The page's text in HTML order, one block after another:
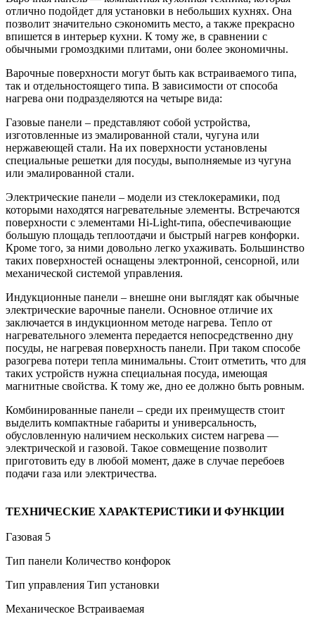
отлично подойдет для установки в небольших кухнях. Она
позволит значительно сэкономить место, а также прекрасно
впишется в интерьер кухни. К тому же, в сравнении с
обычными громоздкими плитами, они более экономичны.
Варочные поверхности могут быть как встраиваемого типа,
так и отдельностоящего типа. В зависимости от способа
нагрева они подразделяются на четыре вида:
Газовые панели – представляют собой устройства,
изготовленные из эмалированной стали, чугуна или
нержавеющей стали. На их поверхности установлены
специальные решетки для посуды, выполняемые из чугуна
или эмалированной стали.
Электрические панели – модели из стеклокерамики, под
которыми находятся нагревательные элементы. Встречаются
поверхности с элементами Hi-Light-типа, обеспечивающие
большую площадь теплоотдачи и быстрый нагрев конфорки.
Кроме того, за ними довольно легко ухаживать. Большинство
таких поверхностей оснащены электронной, сенсорной, или
механической системой управления.
Индукционные панели – внешне они выглядят как обычные
электрические варочные панели. Основное отличие их
заключается в индукционном методе нагрева. Тепло от
нагревательного элемента передается непосредственно дну
посуды, не нагревая поверхность панели. При таком способе
разогрева потери тепла минимальны. Стоит отметить, что для
таких устройств нужна специальная посуда, имеющая
магнитные свойства. К тому же, дно ее должно быть ровным.
Комбинированные панели – среди их преимуществ стоит
выделить компактные габариты и универсальность,
обусловленную наличием нескольких систем нагрева —
электрической и газовой. Такое совмещение позволит
приготовить еду в любой момент, даже в случае перебоев
подачи газа или электричества.
ТЕХНИЧЕСКИЕ ХАРАКТЕРИСТИКИ И ФУНКЦИИ
Газовая 5
Тип панели Количество конфорок
Тип управления Тип установки
Механическое Встраиваемая